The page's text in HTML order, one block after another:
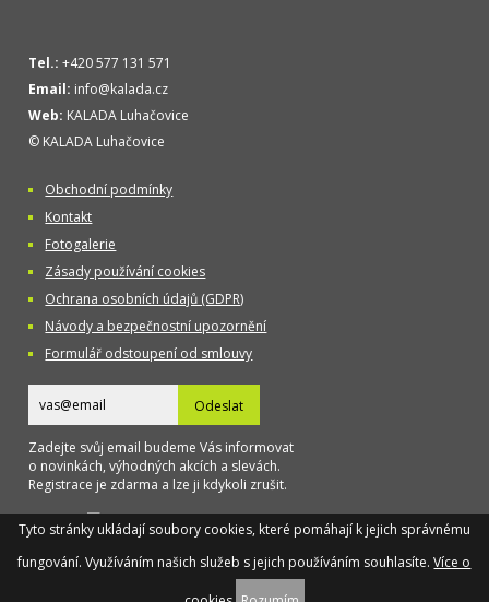
Tel.: +420 577 131 571
Email: info@kalada.cz
Web: KALADA Luhačovice
© KALADA Luhačovice
Obchodní podmínky
Kontakt
Fotogalerie
Zásady používání cookies
Ochrana osobních údajů (GDPR)
Návody a bezpečnostní upozornění
Formulář odstoupení od smlouvy
Odeslat
Zadejte svůj email budeme Vás informovat
o novinkách, výhodných akcích a slevách.
Registrace je zdarma a lze ji kdykoli zrušit.
Designed
Tyto stránky ukládají soubory cookies, které pomáhají k jejich správnému
fungování. Využíváním našich služeb s jejich používáním souhlasíte. Více o